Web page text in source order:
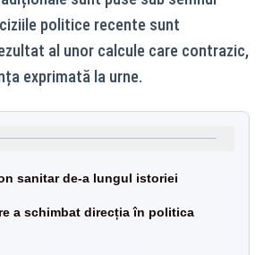
politice recente sunt
al unor calcule care contrazic,
exprimată la urne.
sanitar de-a lungul istoriei
a schimbat direcția în politica